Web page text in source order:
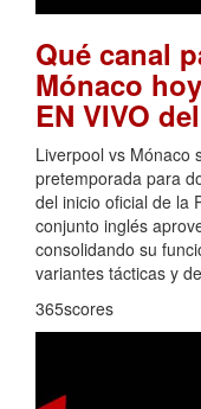
Qué canal
Mónaco
EN VIVO
Liverpool vs Mónaco
pretemporada para
del inicio oficial de la
conjunto inglés
consolidando su
variantes tácticas y
365scores